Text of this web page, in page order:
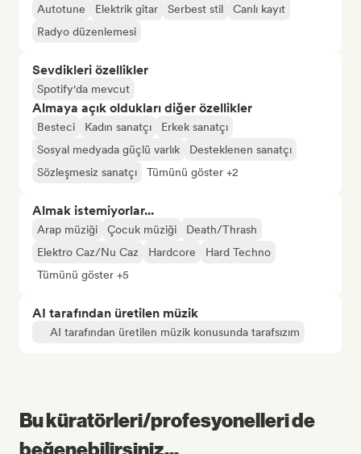
Autotune Elektrik gitar Serbest stil
Canlı kayıt
Radyo düzenlemesi
Sevdikleri özellikler
Spotify'da mevcut
Almaya açık oldukları diğer özellikler
Besteci Kadın sanatçı
Erkek sanatçı
Sosyal medyada güçlü varlık
Desteklenen sanatçı
Sözleşmesiz sanatçı
Tümünü göster +2
Almak istemiyorlar...
Arap müziği Çocuk müziği
Death/Thrash
Elektro Caz/Nu Caz
Hardcore
Hard Techno
Tümünü göster +5
AI tarafından üretilen müzik
AI tarafından üretilen müzik konusunda tarafsızım
Bu küratörleri/profesyonelleri de
beğenebilirsiniz...